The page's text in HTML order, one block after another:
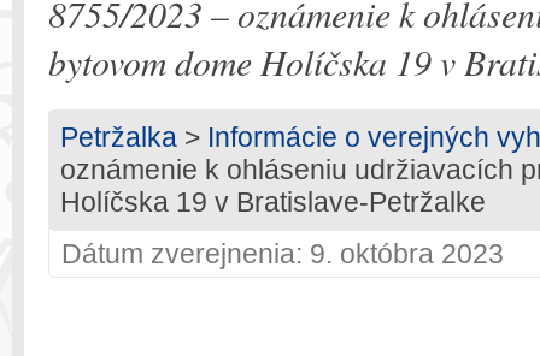
8755/2023 – oznámenie k
bytovom dome Holíčska 19 v
Petržalka > Informácie o verejných
oznámenie k ohláseniu udržiavacích
Holíčska 19 v Bratislave-Petržalke
Dátum zverejnenia: 9. októbra 2023